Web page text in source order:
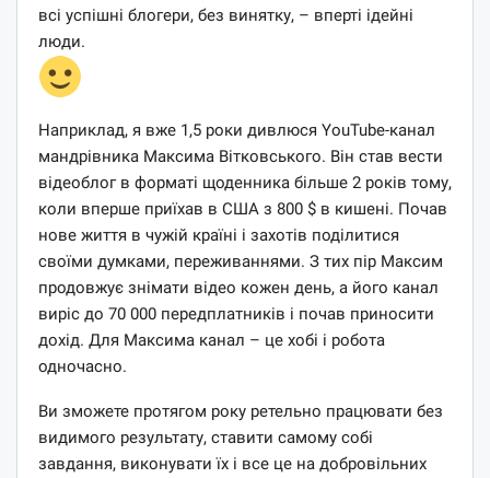
всі успішні блогери, без винятку, – вперті ідейні
люди.
Наприклад, я вже 1,5 роки дивлюся YouTube-канал
мандрівника Максима Вітковського. Він став вести
відеоблог в форматі щоденника більше 2 років тому,
коли вперше приїхав в США з 800 $ в кишені. Почав
нове життя в чужій країні і захотів поділитися
своїми думками, переживаннями. З тих пір Максим
продовжує знімати відео кожен день, а його канал
виріс до 70 000 передплатників і почав приносити
дохід. Для Максима канал – це хобі і робота
одночасно.
Ви зможете протягом року ретельно працювати без
видимого результату, ставити самому собі
завдання, виконувати їх і все це на добровільних